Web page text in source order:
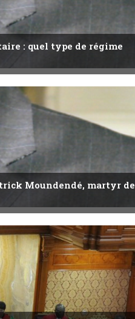
: quel type de régime
Moundendé, martyr de